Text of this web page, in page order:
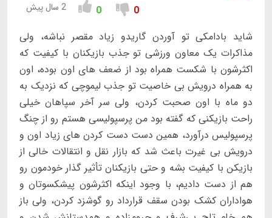
0
0 2 سال پیش
شاید بادامکی تو آوردن گاریدو زیاد مقصر نباشه، ولی
مذاکرات یک معاون ورزشی‌ تو جذب بازیکنان با کیفیت که
اکثرشون با شکست همراه بود از ضعف های اون بوده، اون
به همراه درویش بی خاصیت تو جذب لیموچی که نزدیک به
دو ماه با اون صحبت کردن، ولی سر آخر سپاهان خیلی
راحت بازیکنی که گفته بود من پرسپولیسی هستم رو از چنگ
پرسپولیس درآورد، همین دست دست کردن های زیاد اون و
درویش بی غیرت باعث شد که بازار نقل و انتقالات خالی از
بازیکن با کیفیت بشه و حتی بازیکنان تأثیر گذار خودمون رو
هم از دست دادیم، با وجود اینکه اکثرشون پیشکسوتان و
هواداران کشک بودن سقف قرارداد رو گوشزد کردن، ولی باز